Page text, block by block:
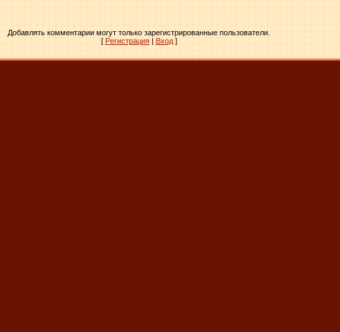
Добавлять комментарии могут только зарегистрированные пользователи.
[ Регистрация| Вход]